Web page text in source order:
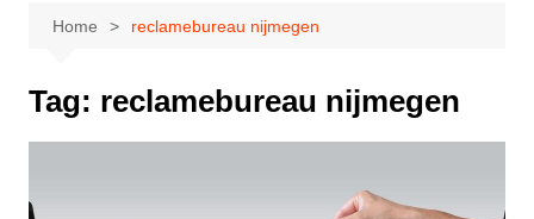
Home reclamebureau nijmegen
Tag: reclamebureau nijmegen